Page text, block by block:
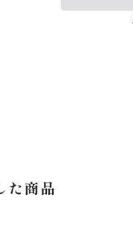
た商品